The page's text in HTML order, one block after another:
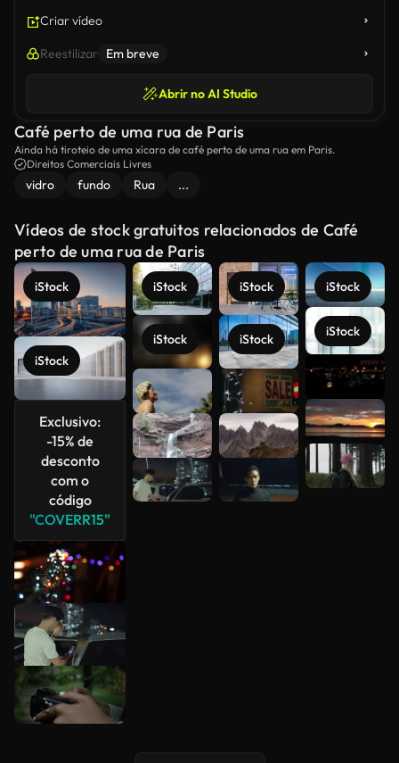
Criar vídeo
Reestilizar Em breve
Abrir no AI Studio
Café perto de uma rua de Paris
Ainda há tiroteio de uma xícara de café perto de uma rua em Paris.
Direitos Comerciais Livres
vidro fundo Rua ...
Vídeos de stock gratuitos relacionados de Café
perto de uma rua de Paris
iStock
iStock
Exclusivo:
-15% de
desconto
com o
código
"COVERR15"
iStock
iStock
iStock
iStock
iStock
iStock
Veja mais